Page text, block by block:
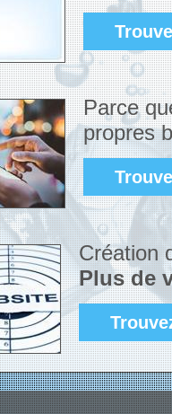
Parce
propres
Création
Plus de